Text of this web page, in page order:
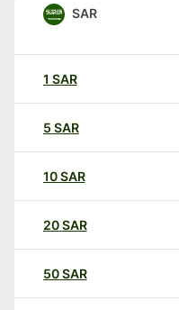
SAR
1 SAR
5 SAR
10SAR
20SAR
50SAR